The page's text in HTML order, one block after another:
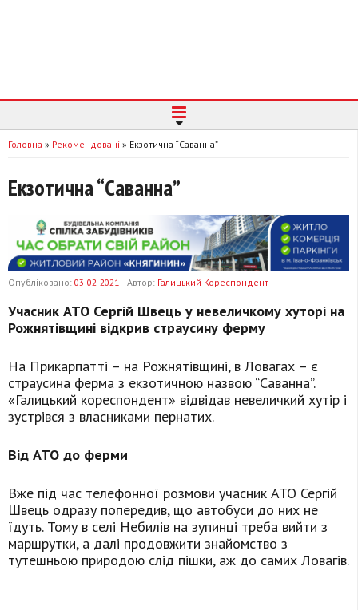
Головна » Рекомендовані » Екзотична “Саванна”
Екзотична “Саванна”
Опубліковано: 03-02-2021 Автор: Галицький Кореспондент
Учасник АТО Сергій Швець у невеличкому хуторі на
Рожнятівщині відкрив страусину ферму
На Прикарпатті – на Рожнятівщині, в Ловагах – є
страусина ферма з екзотичною назвою “Саванна”.
«Галицький кореспондент» відвідав невеличкий хутір і
зустрівся з власниками пернатих.
Від АТО до ферми
Вже під час телефонної розмови учасник АТО Сергій
Швець одразу попередив, що автобуси до них не
їдуть. Тому в селі Небилів на зупинці треба вийти з
маршрутки, а далі продовжити знайомство з
тутешньою природою слід пішки, аж до самих Ловагів.